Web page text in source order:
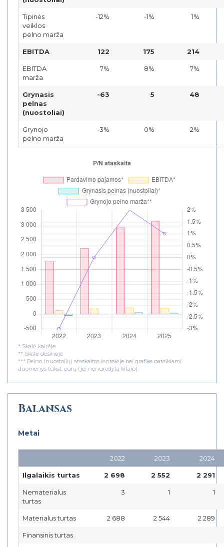
Tipinės
veiklos
pelno marža
-12% -1% 1%
EBITDA 122 175 214
EBITDA
marža
7% 8% 7%
Grynasis
pelnas
(nuostoliai)
-63 5 48
Grynojo
pelno marža
-3% 0% 2%
* Skalė kairėje
** Skalė dešinėje
*** Pelno (nuostolių) ataskaitos lentelėje bei grafike pateikiami
duomenys tūkst. eurų (jei nenurodyta kitaip)
Balansas
Metai
2022 2023 2024
Ilgalaikis turtas 2 698 2 552 2 291
Nematerialus
turtas
3 1 1
Materialus turtas 2 688 2 544 2 289
Finansinis turtas